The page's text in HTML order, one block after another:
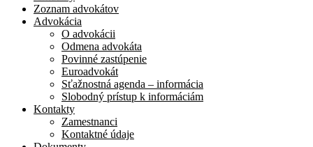
Zoznam advokátov
Advokácia
O advokácii
Odmena advokáta
Povinné zastúpenie
Euroadvokát
Sťažnostná agenda – informácia
Slobodný prístup k informáciám
Kontakty
Zamestnanci
Kontaktné údaje